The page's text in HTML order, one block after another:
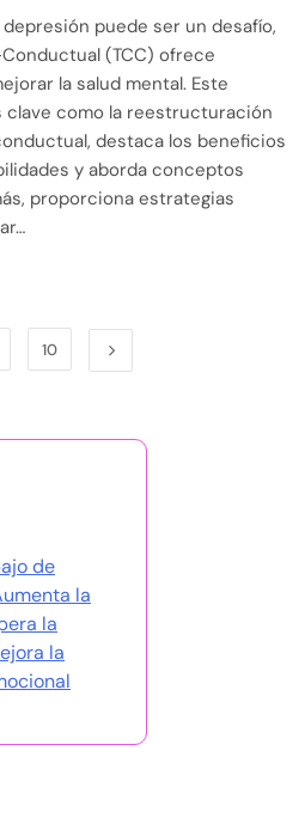
puede ser un desafío,
(TCC) ofrece
la salud mental. Este
como la reestructuración
destaca los beneficios
y aborda conceptos
proporciona estrategias
10
de
la
la
la